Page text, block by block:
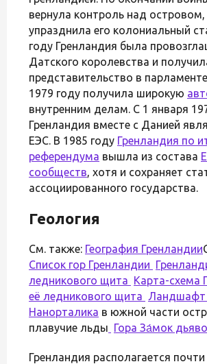
вернула контроль над островом,
упразднила его колониальный
году Гренландия была
Датского королевства и
представительство в
1979 году получила широкую
внутренним делам. С 1 января
Гренландия вместе с Данией
ЕЭС. В 1985 году Гренландия по
референдума вышла из состава
сообществ, хотя и сохраняет
ассоциированного государства.
Геология
См. также: География Гренландии
Список гор Гренландии
ледникового щита Карта-схема
её ледникового щита Ландшафт
Нанорталика в южной части
плавучие льды Гора За́мок
Гренландия располагается